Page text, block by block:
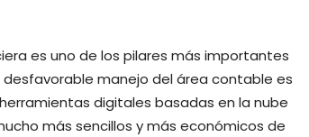
es uno de los pilares más importantes
manejo del área contable es
digitales basadas en la nube
más sencillos y más económicos de